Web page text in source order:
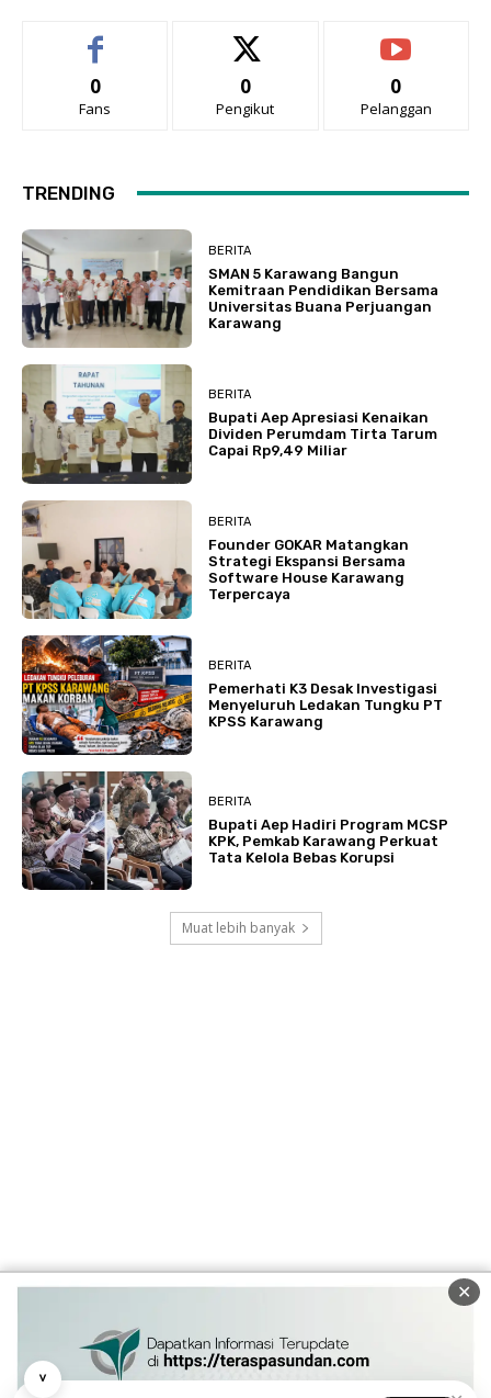
˅
0
Fans
0
Pengikut
0
Pelanggan
TRENDING
BERITA
SMAN 5 Karawang Bangun
Kemitraan Pendidikan Bersama
Universitas Buana Perjuangan
Karawang
BERITA
Bupati Aep Apresiasi Kenaikan
Dividen Perumdam Tirta Tarum
Capai Rp9,49 Miliar
BERITA
Founder GOKAR Matangkan
Strategi Ekspansi Bersama
Software House Karawang
Terpercaya
BERITA
Pemerhati K3 Desak Investigasi
Menyeluruh Ledakan Tungku PT
KPSS Karawang
BERITA
Bupati Aep Hadiri Program MCSP
KPK, Pemkab Karawang Perkuat
Tata Kelola Bebas Korupsi
Muat lebih banyak
✕